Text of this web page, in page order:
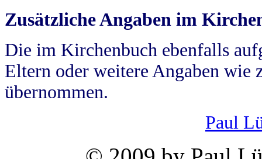
Zusätzliche Angaben im
Die im Kirchenbuch ebenfalls
Eltern oder weitere Angaben wie
übernommen.
Paul